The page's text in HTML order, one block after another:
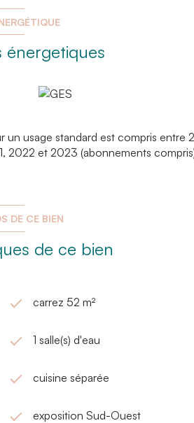
énergetiques
un usage standard est compris
2022 et 2023 (abonnements
DE CE BIEN
de ce bien
carrez 52 m²
1 salle(s) d'eau
cuisine séparée
exposition Sud-Ouest